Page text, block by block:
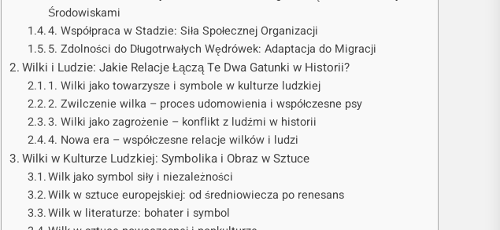
Środowiskami
4. Współpraca w Stadzie: Siła Społecznej Organizacji
5. Zdolności do Długotrwałych Wędrówek: Adaptacja do Migracji
Wilki i Ludzie: Jakie Relacje Łączą Te Dwa Gatunki w Historii?
1. Wilki jako towarzysze i symbole w kulturze ludzkiej
2. Zwilczenie wilka – proces udomowienia i współczesne psy
3. Wilki jako zagrożenie – konflikt z ludźmi w historii
4. Nowa era – współczesne relacje wilków i ludzi
Wilki w Kulturze Ludzkiej: Symbolika i Obraz w Sztuce
Wilk jako symbol siły i niezależności
Wilk w sztuce europejskiej: od średniowiecza po renesans
Wilk w literaturze: bohater i symbol